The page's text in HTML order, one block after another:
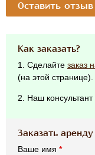
Оставить отзыв
Как заказать?
1. Сделайте заказ
(на этой странице).
2. Наш
Заказать
Ваше имя *